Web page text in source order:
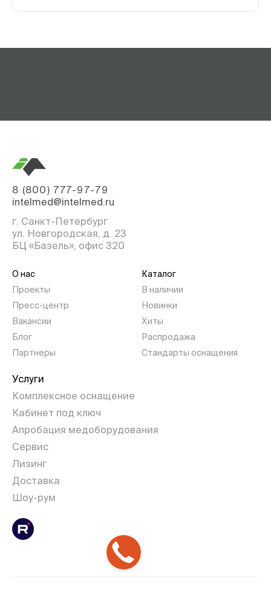
8 (800) 777-97-79
intelmed@intelmed.ru
г. Санкт-Петербург
ул. Новгородская, д. 23
БЦ «Базель», офис 320
О нас
Проекты
Пресс-центр
Вакансии
Блог
Партнеры
Каталог
В наличии
Новинки
Хиты
Распродажа
Стандарты оснащения
Услуги
Комплексное оснащение
Кабинет под ключ
Апробация медоборудования
Сервис
Лизинг
Доставка
Шоу-рум